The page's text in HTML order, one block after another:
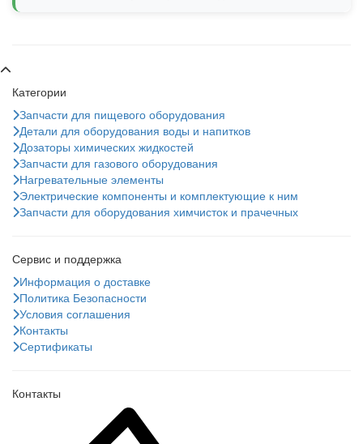
Категории
Запчасти для пищевого оборудования
Детали для оборудования воды и напитков
Дозаторы химических жидкостей
Запчасти для газового оборудования
Нагревательные элементы
Электрические компоненты и комплектующие к ним
Запчасти для оборудования химчисток и прачечных
Сервис и поддержка
Информация о доставке
Политика Безопасности
Условия соглашения
Контакты
Сертификаты
Контакты